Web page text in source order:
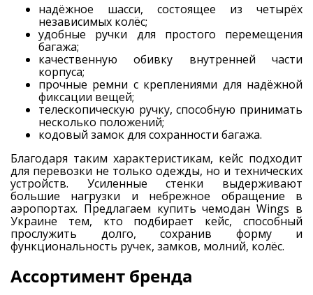
надёжное шасси, состоящее из четырёх
независимых колёс;
удобные ручки для простого перемещения
багажа;
качественную обивку внутренней части
корпуса;
прочные ремни с креплениями для надёжной
фиксации вещей;
телескопическую ручку, способную принимать
несколько положений;
кодовый замок для сохранности багажа.
Благодаря таким характеристикам, кейс подходит
для перевозки не только одежды, но и технических
устройств. Усиленные стенки выдерживают
большие нагрузки и небрежное обращение в
аэропортах. Предлагаем купить чемодан Wings в
Украине тем, кто подбирает кейс, способный
прослужить долго, сохранив форму и
функциональность ручек, замков, молний, колёс.
Ассортимент бренда